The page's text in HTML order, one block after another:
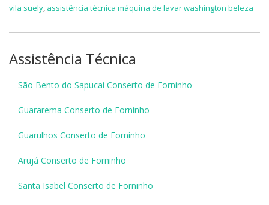
vila suely, assistência técnica máquina de lavar washington beleza
Assistência Técnica
São Bento do Sapucaí Conserto de Forninho
Guararema Conserto de Forninho
Guarulhos Conserto de Forninho
Arujá Conserto de Forninho
Santa Isabel Conserto de Forninho